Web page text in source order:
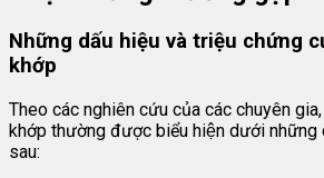
Những dấu hiệu và triệu chứng
khớp
Theo các nghiên cứu của các chuyên
khớp thường được biểu hiện dưới những
sau: